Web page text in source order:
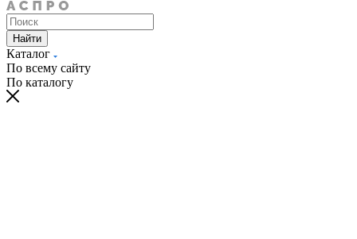
Найти
Каталог
По всему сайту
По каталогу